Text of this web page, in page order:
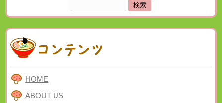
索:
HOME
ABOUT US